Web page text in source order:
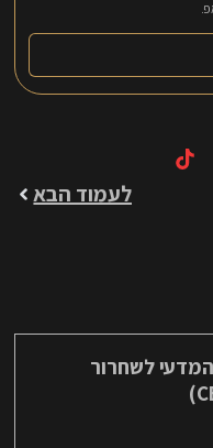
לעמוד הבא
לשחרור